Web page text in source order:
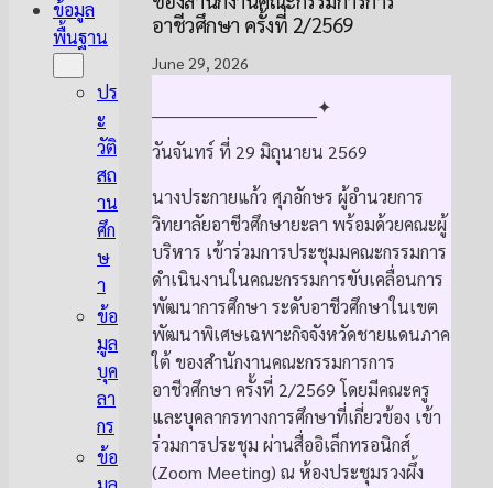
ข้อมูล
พื้นฐาน
ปร
ะ
วัติ
สถ
าน
ศึก
ษ
า
ข้อ
มูล
บุค
ลา
กร
ข้อ
อาชีวศึกษา ครั้งที่ 2/2569
June 29, 2026
______________________________✦
วันจันทร์ ที่ 29 มิถุนายน 2569
นางประกายแก้ว ศุภอักษร ผู้อำนวยการ
วิทยาลัยอาชีวศึกษายะลา พร้อมด้วยคณะผู้
บริหาร เข้าร่วมการประชุมมคณะกรรมการ
ดำเนินงานในคณะกรรมการขับเคลื่อนการ
พัฒนาการศึกษา ระดับอาชีวศึกษาในเขต
พัฒนาพิเศษเฉพาะกิจจังหวัดชายแดนภาค
ใต้ ของสำนักงานคณะกรรมการการ
อาชีวศึกษา ครั้งที่ 2/2569 โดยมีคณะครู
และบุคลากรทางการศึกษาที่เกี่ยวข้อง เข้า
ร่วมการประชุม ผ่านสื่ออิเล็กทรอนิกส์
(Zoom Meeting) ณ ห้องประชุมรวงผึ้ง